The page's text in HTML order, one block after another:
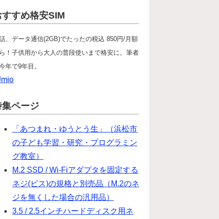
すすめ格安SIM
、データ通信(2GB)でたったの税込 850円/月額
！子供用から大人の普段使いまで格安に。筆者
年で9年目。
集ページ
「あつまれ・ゆうとう生」（浜松市
の子ども学習・研究・プログラミン
グ教室）
M.2 SSD / Wi-Fiアダプタを固定する
ネジ(ビス)の規格と別売品（M.2のネ
ジを無くした場合の汎用品）
3.5 / 2.5インチハードディスク用ネ